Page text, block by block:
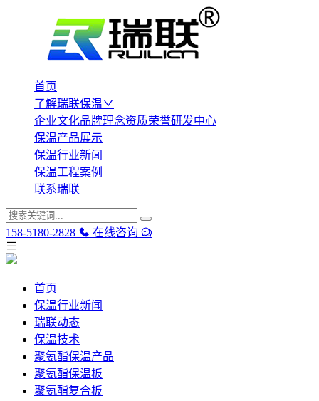
首页
了解瑞联保温
企业文化品牌理念资质荣誉研发中心
保温产品展示
保温行业新闻
保温工程案例
联系瑞联
158-5180-2828 在线咨询
首页
保温行业新闻
瑞联动态
保温技术
聚氨酯保温产品
聚氨酯保温板
聚氨酯复合板